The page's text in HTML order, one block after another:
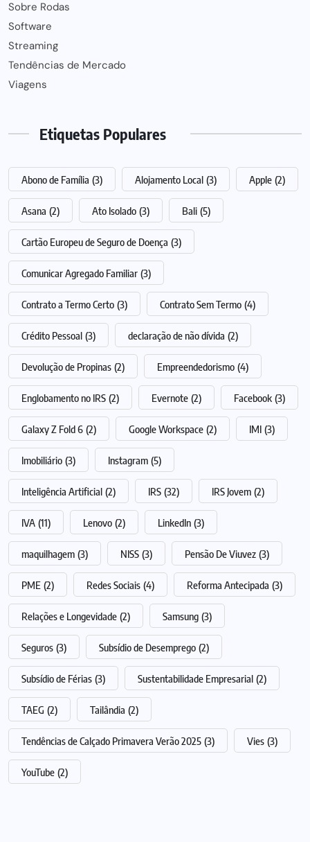
Sobre Rodas
Software
Streaming
Tendências de Mercado
Viagens
Etiquetas Populares
Abono de Família (3) Alojamento Local (3) Apple (2)
Asana (2) Ato Isolado (3) Bali (5)
Cartão Europeu de Seguro de Doença (3)
Comunicar Agregado Familiar (3)
Contrato a Termo Certo (3) Contrato Sem Termo (4)
Crédito Pessoal (3) declaração de não dívida (2)
Devolução de Propinas (2) Empreendedorismo (4)
Englobamento no IRS (2) Evernote (2) Facebook (3)
Galaxy Z Fold 6 (2) Google Workspace (2) IMI (3)
Imobiliário (3) Instagram (5)
Inteligência Artificial (2) IRS (32) IRS Jovem (2)
IVA (11) Lenovo (2) LinkedIn (3)
maquilhagem (3) NISS (3) Pensão De Viuvez (3)
PME (2) Redes Sociais (4) Reforma Antecipada (3)
Relações e Longevidade (2) Samsung (3)
Seguros (3) Subsídio de Desemprego (2)
Subsídio de Férias (3) Sustentabilidade Empresarial (2)
TAEG (2) Tailândia (2)
Tendências de Calçado Primavera Verão 2025 (3) Vies (3)
YouTube (2)